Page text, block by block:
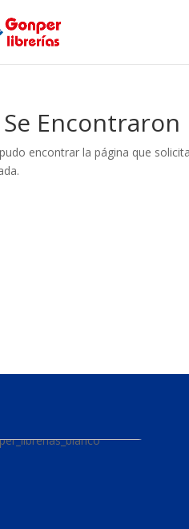
Encontraron
encontrar la página que